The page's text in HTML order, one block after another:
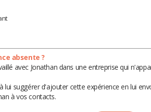
absente ?
avec Jonathan dans une entreprise qui
lui suggérer d'ajouter cette expérience en lui
à vos contacts.